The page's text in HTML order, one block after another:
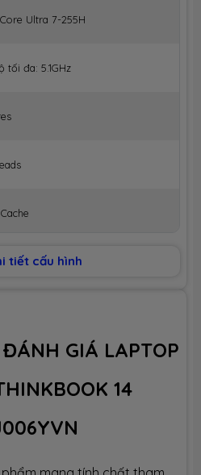
Ultra 7-255H
tối đa: 5.1GHz
tiết cấu hình
GIÁ LAPTOP
14